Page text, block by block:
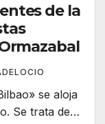
de la
se aloja
Se trata de…